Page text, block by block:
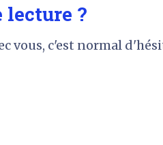
lecture ?
vous, c'est normal